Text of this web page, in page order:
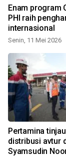
Enam program
PHI raih
internasional
Senin, 11 Mei 2026
Pertamina
distribusi avtur
Syamsudin